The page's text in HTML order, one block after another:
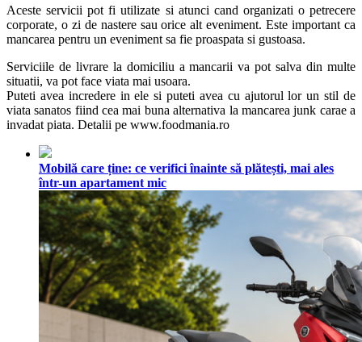
Aceste servicii pot fi utilizate si atunci cand organizati o petrecere
corporate, o zi de nastere sau orice alt eveniment. Este important ca
mancarea pentru un eveniment sa fie proaspata si gustoasa.
Serviciile de livrare la domiciliu a mancarii va pot salva din multe
situatii, va pot face viata mai usoara.
Puteti avea incredere in ele si puteti avea cu ajutorul lor un stil de
viata sanatos fiind cea mai buna alternativa la mancarea junk carae a
invadat piata. Detalii pe www.foodmania.ro
Mobilă care ține: ce verifici înainte să plătești, mai ales
într-un apartament mic